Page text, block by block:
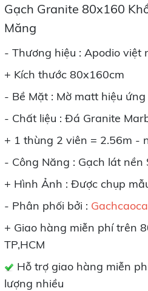
Gạch Granite 80x160
Măng
- Thương hiệu : Apodio việt
+ Kích thước 80x160cm
- Bề Mặt : Mờ matt hiệu
- Chất liệu : Đá Granite
+ 1 thùng 2 viên = 2.56m -
- Công Năng : Gạch lát nền
+ Hình Ảnh : Được chụp
- Phân phối bởi :
+ Giao hàng miễn phí trên
TP,HCM
Hỗ trợ giao hàng miễn
lượng nhiều